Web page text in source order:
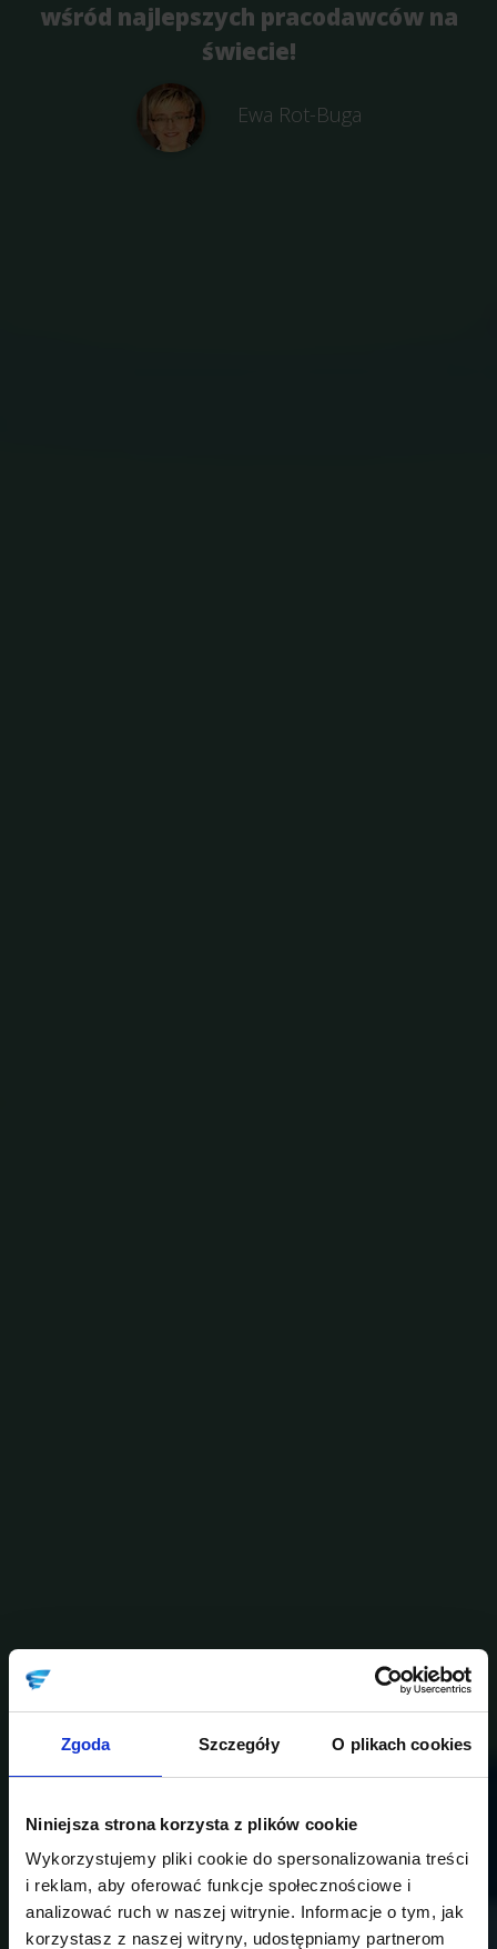
Zgoda Szczegóły O plikach cookies
Niniejsza strona korzysta z plików cookie
Wykorzystujemy pliki cookie do spersonalizowania treści
i reklam, aby oferować funkcje społecznościowe i
analizować ruch w naszej witrynie. Informacje o tym, jak
korzystasz z naszej witryny, udostępniamy partnerom
wśród najlepszych pracodawców na
świecie!
Ewa Rot-Buga